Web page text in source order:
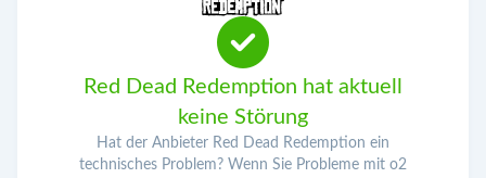
Red Dead Redemption hat aktuell
keine Störung
Hat der Anbieter Red Dead Redemption ein
technisches Problem? Wenn Sie Probleme mit o2